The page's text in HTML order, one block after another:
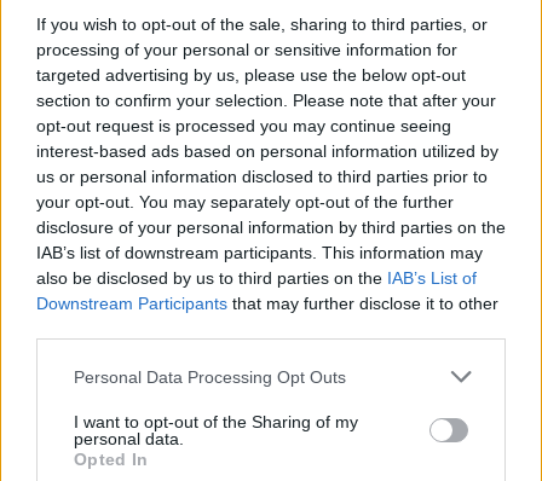
If you wish to opt-out of the sale, sharing to third parties, or
processing of your personal or sensitive information for
targeted advertising by us, please use the below opt-out
section to confirm your selection. Please note that after your
opt-out request is processed you may continue seeing
interest-based ads based on personal information utilized by
us or personal information disclosed to third parties prior to
your opt-out. You may separately opt-out of the further
disclosure of your personal information by third parties on the
IAB’s list of downstream participants. This information may
also be disclosed by us to third parties on the IAB’s List of
Downstream Participants that may further disclose it to other
Personal Data Processing Opt Outs
I want to opt-out of the Sharing of my
personal data.
Opted In
drabba halva befolkningen och som i värsta fall
är dödl...
Börja prenumerera för att läsa detta innehåll.
Starta din prenumerationhär
Eller logga in på ditt konto nedan:
Username or E-mail